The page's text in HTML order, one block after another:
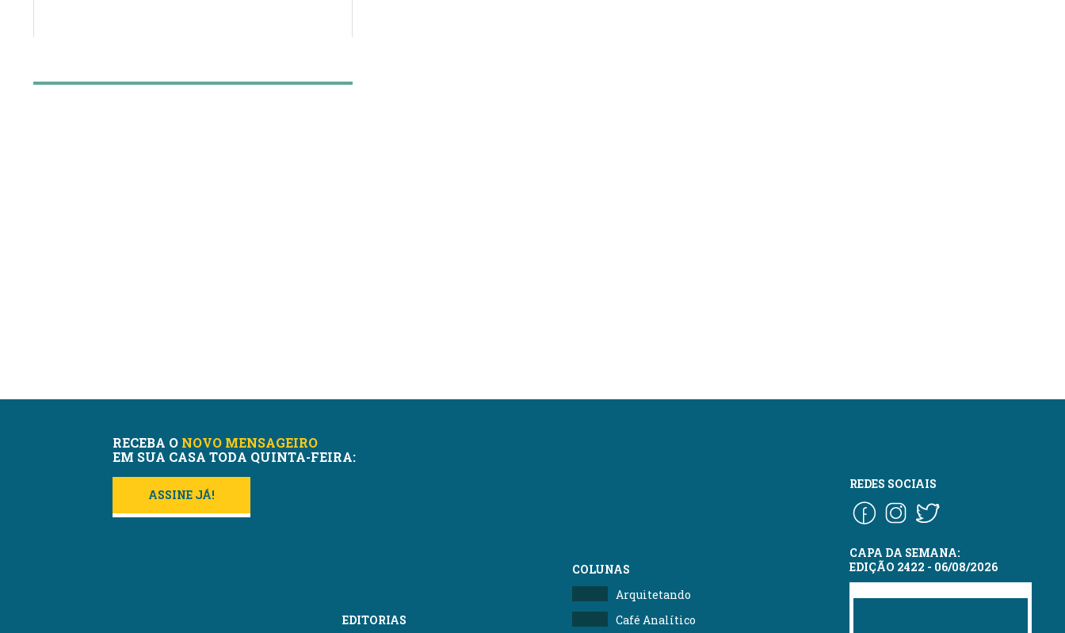
RECEBA O NOVO MENSAGEIRO
EM SUA CASA TODA QUINTA-FEIRA:
ASSINE JÁ!
EDITORIAS
COLUNAS
Arquitetando
Café Analítico
REDES SOCIAIS
CAPA DA SEMANA:
EDIÇÃO 2422 - 06/08/2026